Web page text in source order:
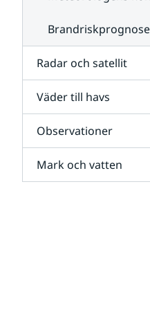
Radar och satellit
Väder till havs
Observationer
Mark och vatten